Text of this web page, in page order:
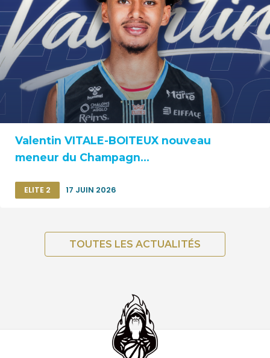
Valentin VITALE-BOITEUX nouveau
meneur du Champagn...
ELITE 2 17 JUIN 2026
TOUTES LES ACTUALITÉS